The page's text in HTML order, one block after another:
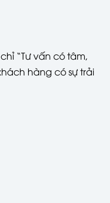
“Tư vấn có tâm,
hàng có sự trải